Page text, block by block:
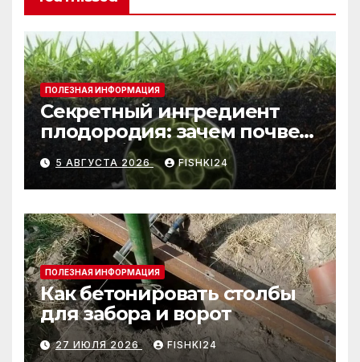
ПОЛЕЗНАЯ ИНФОРМАЦИЯ
Секретный ингредиент
плодородия: зачем почве
нужны бактерии и
биогумус
5 АВГУСТА 2026 FISHKI24
ПОЛЕЗНАЯ ИНФОРМАЦИЯ
Как бетонировать столбы
для забора и ворот
27 ИЮЛЯ 2026 FISHKI24